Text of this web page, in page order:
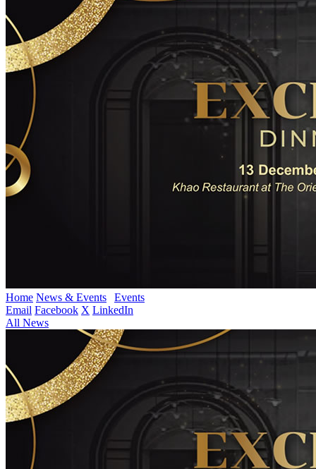
Home News & Events
Events
Email Facebook X LinkedIn
All News